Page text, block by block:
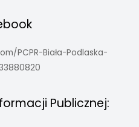
PCPR-Biała-Podlaska-
Publicznej: